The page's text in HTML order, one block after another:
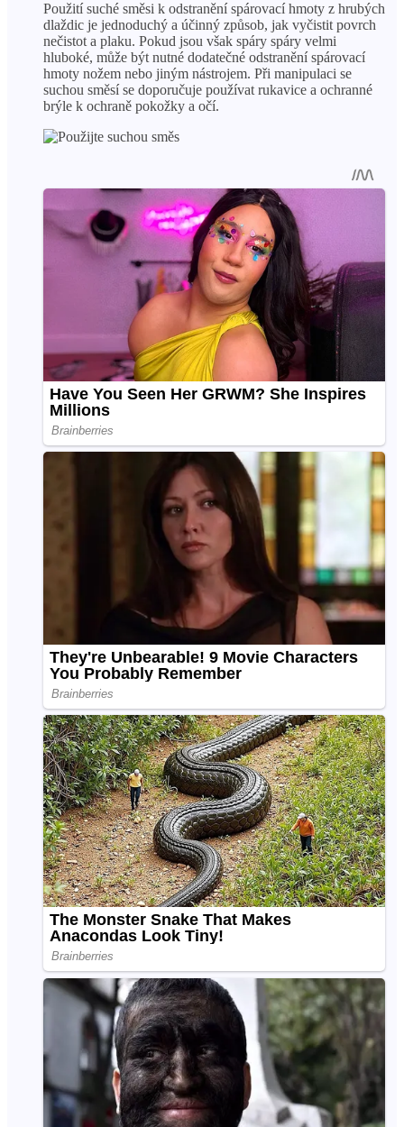
Použití suché směsi k odstranění spárovací hmoty z hrubých
dlaždic je jednoduchý a účinný způsob, jak vyčistit povrch
nečistot a plaku. Pokud jsou však spáry spáry velmi
hluboké, může být nutné dodatečné odstranění spárovací
hmoty nožem nebo jiným nástrojem. Při manipulaci se
suchou směsí se doporučuje používat rukavice a ochranné
brýle k ochraně pokožky a očí.